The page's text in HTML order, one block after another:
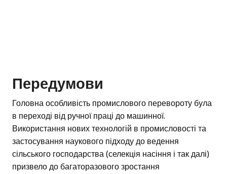
Передумови
Головна особливість промислового перевороту була
в переході від ручної праці до машинної.
Використання нових технологій в промисловості та
застосування наукового підходу до ведення
сільського господарства (селекція насіння і так далі)
призвело до багаторазового зростання